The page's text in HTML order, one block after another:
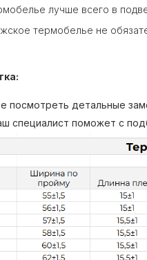
лучше всего в
термобелье не
посмотреть детальные
специалист поможет с